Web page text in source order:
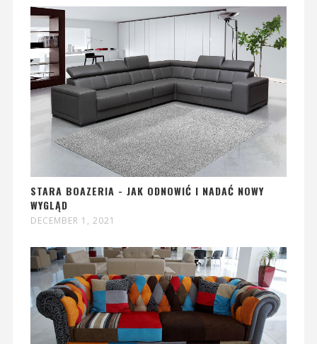
STARA BOAZERIA - JAK ODNOWIĆ I NADAĆ NOWY
WYGLĄD
DECEMBER 1, 2021